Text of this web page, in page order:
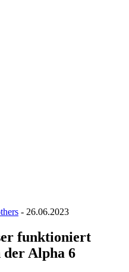
- 26.06.2023
funktioniert
der Alpha 6